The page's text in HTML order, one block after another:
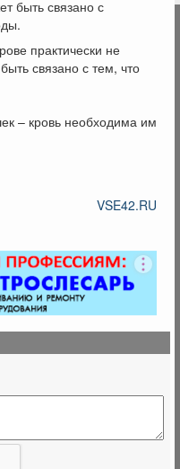
быть связано с
практически не
связано с тем, что
– кровь необходима им
VSE42.RU